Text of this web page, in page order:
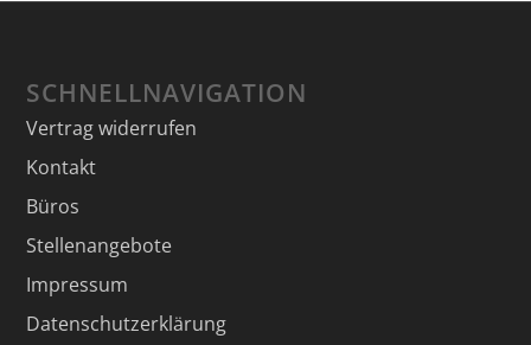
SCHNELLNAVIGATION
Vertrag widerrufen
Kontakt
Büros
Stellenangebote
Impressum
Datenschutzerklärung